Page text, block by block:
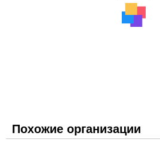
Похожие организации